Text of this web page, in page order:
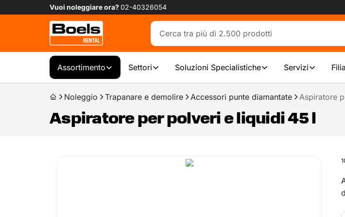
Vuoi noleggiare ora?02-40326054
Assortimento Settori Soluzioni Specialistiche Servizi
Noleggio Trapanare e demolire Accessori punte diamantate Aspiratore
Aspiratore per polveri e liquidi 45 l